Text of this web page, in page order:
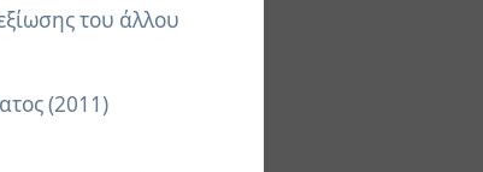
του άλλου
(2011)